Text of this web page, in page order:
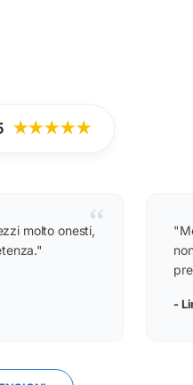
★★★★★
“
molto onesti,
-